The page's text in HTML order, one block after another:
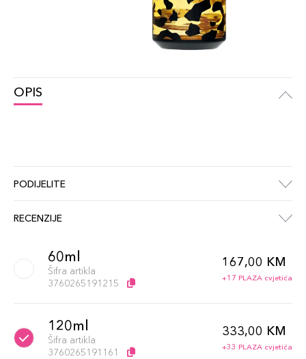
OPIS
PODIJELITE
RECENZIJE
60ml
Šifra artikla
3760265191215
167,00 KM
+17 PLAZA cvjetića
120ml
Šifra artikla
3760265191161
333,00 KM
+33 PLAZA cvjetića